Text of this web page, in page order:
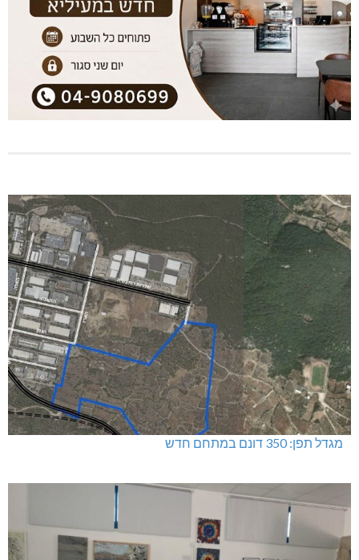
מגדל תפן: 350 דונם במתחם חדש